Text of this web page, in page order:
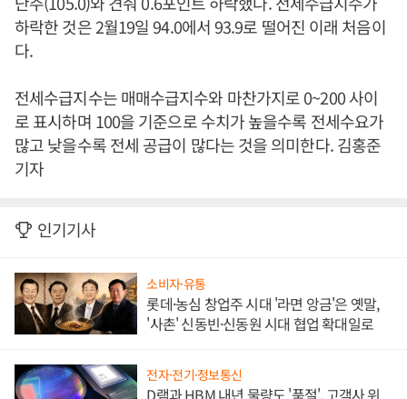
하락한 것은 2월19일 94.0에서 93.9로 떨어진 이래 처음이
다.
전세수급지수는 매매수급지수와 마찬가지로 0~200 사이
로 표시하며 100을 기준으로 수치가 높을수록 전세수요가
많고 낮을수록 전세 공급이 많다는 것을 의미한다. 김홍준
기자
인기기사
소비자·유통
롯데·농심 창업주 시대 '라면 앙금'은 옛말,
'사촌' 신동빈·신동원 시대 협업 확대일로
전자·전기·정보통신